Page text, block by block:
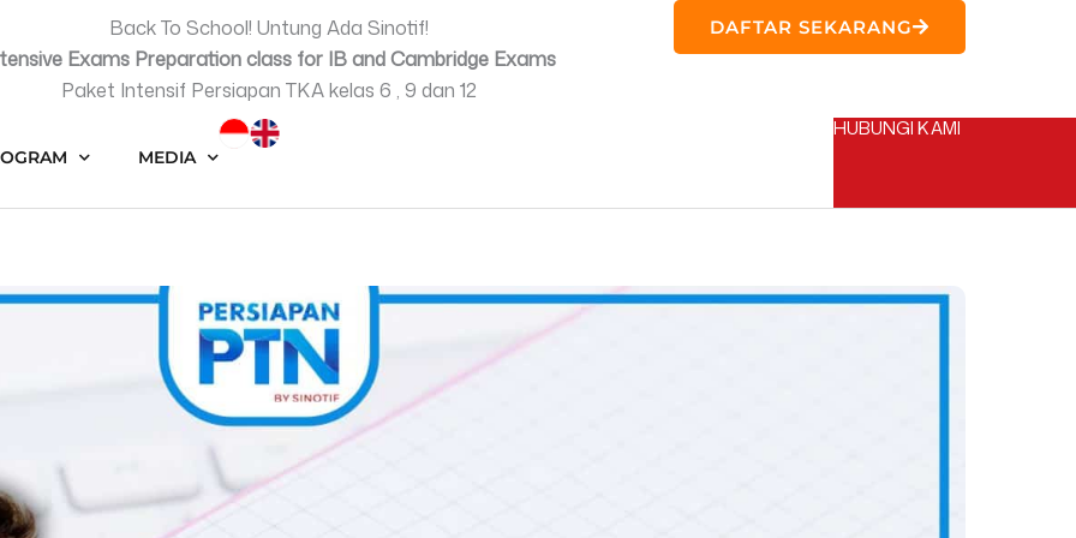
Back To School! Untung Ada Sinotif!
Exams Preparation class for IB and Cambridge Exams
Paket Intensif Persiapan TKA kelas 6 , 9 dan 12
DAFTAR SEKARANG
MEDIA
HUBUNGI KAMI